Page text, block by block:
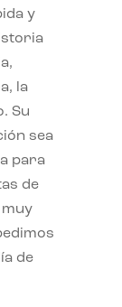
y
la
Su
sea
para
de
de